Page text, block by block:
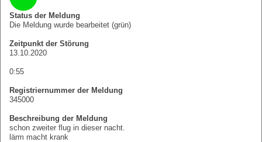
Status der Meldung
Die Meldung wurde bearbeitet (grün)
Zeitpunkt der Störung
13.10.2020
0:55
Registriernummer der Meldung
345000
Beschreibung der Meldung
schon zweiter flug in dieser nacht.
lärm macht krank